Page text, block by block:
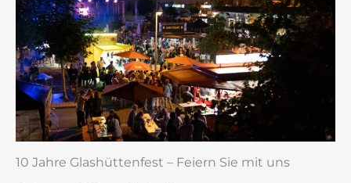
10 Jahre Glashüttenfest – Feiern Sie mit uns